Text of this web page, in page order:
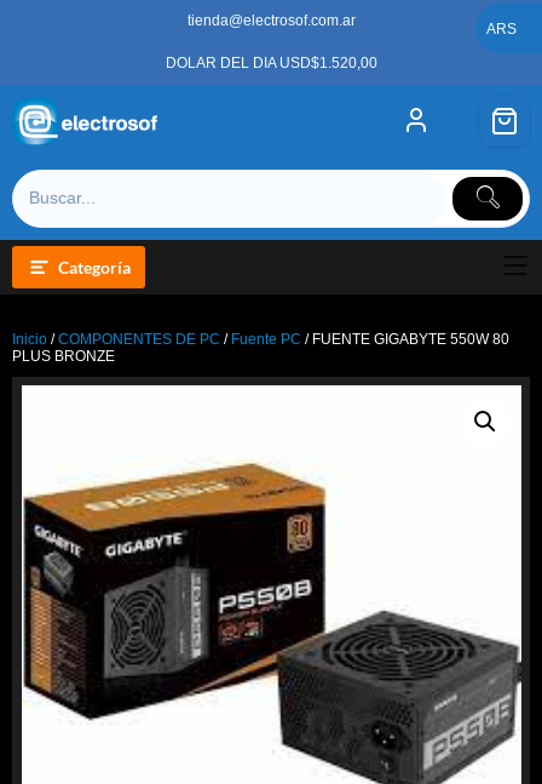
tienda@electrosof.com.ar
DOLAR DEL DIA USD$1.520,00
Categoría
Inicio /COMPONENTES DE PC / Fuente PC / FUENTE GIGABYTE 550W 80
PLUS BRONZE
ARS